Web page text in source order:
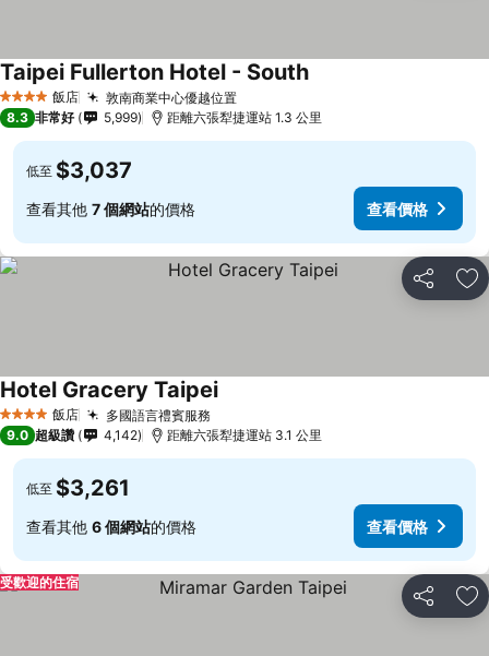
4 星級 飯店 敦南商業中心優越位置查看價格
Taipei Fullerton Hotel - South查看價格
8.3 非常好 5,999 距離六張犁捷運站 1.3 公里
低至 $3,037
查看其他 7 個網站的價格 查看價格
分享 加
4 星級 飯店 多國語言禮賓服務
Hotel Gracery Taipei查看價格
9.0 超級讚 4,142 距離六張犁捷運站 3.1 公里
低至 $3,261
查看其他 6 個網站的價格 查看價格
分享 加
受歡迎的住宿